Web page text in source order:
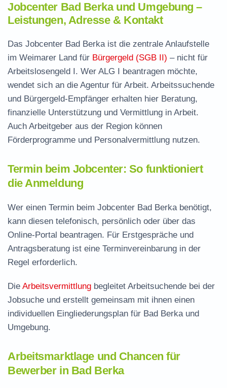
Jobcenter Bad Berka und Umgebung –
Leistungen, Adresse & Kontakt
Das Jobcenter Bad Berka ist die zentrale Anlaufstelle
im Weimarer Land für Bürgergeld (SGB II) – nicht für
Arbeitslosengeld I. Wer ALG I beantragen möchte,
wendet sich an die Agentur für Arbeit. Arbeitssuchende
und Bürgergeld-Empfänger erhalten hier Beratung,
finanzielle Unterstützung und Vermittlung in Arbeit.
Auch Arbeitgeber aus der Region können
Förderprogramme und Personalvermittlung nutzen.
Termin beim Jobcenter: So funktioniert
die Anmeldung
Wer einen Termin beim Jobcenter Bad Berka benötigt,
kann diesen telefonisch, persönlich oder über das
Online-Portal beantragen. Für Erstgespräche und
Antragsberatung ist eine Terminvereinbarung in der
Regel erforderlich.
Die Arbeitsvermittlung begleitet Arbeitsuchende bei der
Jobsuche und erstellt gemeinsam mit ihnen einen
individuellen Eingliederungsplan für Bad Berka und
Umgebung.
Arbeitsmarktlage und Chancen für
Bewerber in Bad Berka